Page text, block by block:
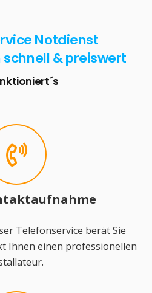
Notdienst
& preiswert
Telefonservice berät Sie
Ihnen einen professionellen